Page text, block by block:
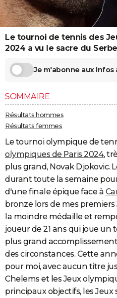
Destinations
City break
Voyage nature
Voyage de noces
Forum
Climat
+
PHOTO
GUIDES D'ACHAT
BONS PLANS
CARTE DE VOEUX
DICTIONNAIRE
Dictionnaire
Biographies
Citations
Expressions
Proverbes
PROGRAMME TV
S'inscrire
Se connecter
Lycées
Collèges
Primaires
Universités
Entreprises
Service militaire
Avis de recherche
AVIS DE DÉCÈS
FORUM
Bricolage
Lifestyle
Culture
Sport
Auto
Television
Voyage
Cinema
Le tournoi de tennis des
2024 a vu le sacre du
Je m'abonne aux Infos
SOMMAIRE
Résultats hommes
Résultats femmes
Le tournoi olympique de
olympiques de Paris 2024,
plus grand, Novak Djokovic.
durant toute la semaine
d'une finale épique face à
bronze lors de mes
la moindre médaille et
joueur de 21 ans qui joue
plus grand
des circonstances. Cette
pour moi, avec aucun titre
Chelems et les Jeux
principaux objectifs, les